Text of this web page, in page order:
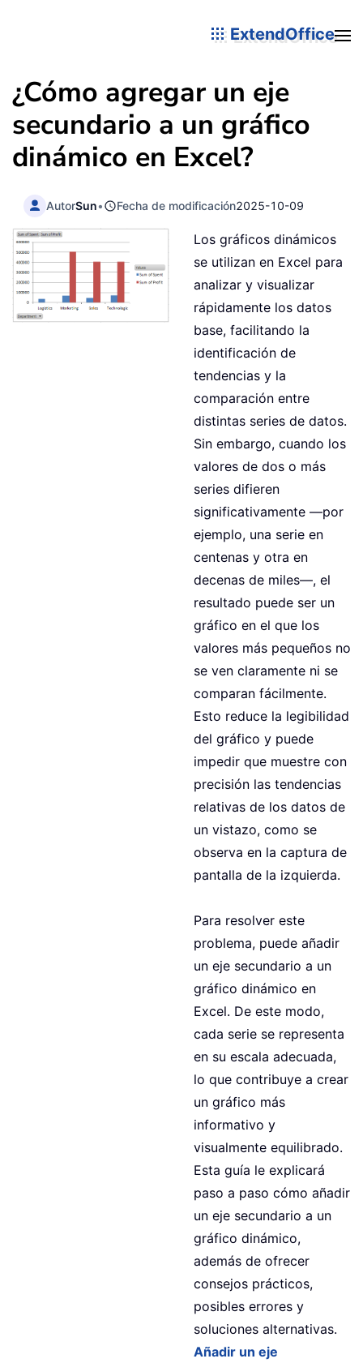
ExtendOffice
¿Cómo agregar un eje
secundario a un gráfico
dinámico en Excel?
AutorSun• Fecha de modificación2025-10-09
Los gráficos dinámicos
se utilizan en Excel para
analizar y visualizar
rápidamente los datos
base, facilitando la
identificación de
tendencias y la
comparación entre
distintas series de datos.
Sin embargo, cuando los
valores de dos o más
series difieren
significativamente —por
ejemplo, una serie en
centenas y otra en
decenas de miles—, el
resultado puede ser un
gráfico en el que los
valores más pequeños no
se ven claramente ni se
comparan fácilmente.
Esto reduce la legibilidad
del gráfico y puede
impedir que muestre con
precisión las tendencias
relativas de los datos de
un vistazo, como se
observa en la captura de
pantalla de la izquierda.
Para resolver este
problema, puede añadir
un eje secundario a un
gráfico dinámico en
Excel. De este modo,
cada serie se representa
en su escala adecuada,
lo que contribuye a crear
un gráfico más
informativo y
visualmente equilibrado.
Esta guía le explicará
paso a paso cómo añadir
un eje secundario a un
gráfico dinámico,
además de ofrecer
consejos prácticos,
posibles errores y
soluciones alternativas.
Añadir un eje